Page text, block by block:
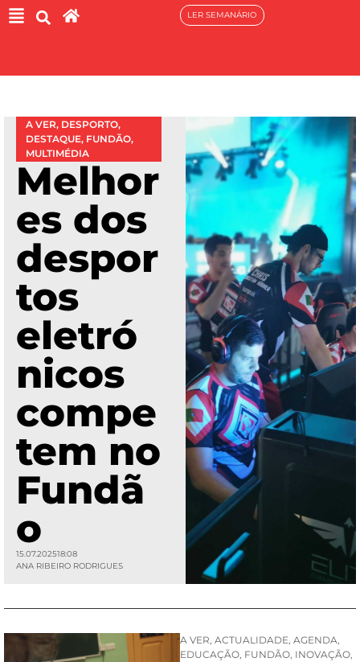
LER SEMANÁRIO
A VER, DESPORTO,
DESTAQUE, FUNDÃO,
MULTIMÉDIA
Melhor
es dos
despor
tos
eletró
nicos
compe
tem no
Fundã
o
15.07.202518:08
ANA RIBEIRO RODRIGUES
A VER, ACTUALIDADE, AGENDA,
EDUCAÇÃO, FUNDÃO, INOVAÇÃO,